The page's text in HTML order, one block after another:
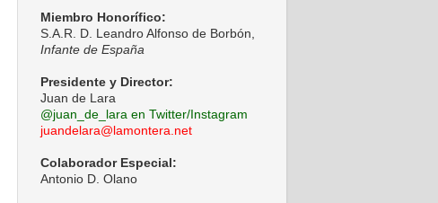
Miembro Honorífico:
S.A.R. D. Leandro Alfonso de Borbón,
Infante de España
Presidente y Director:
Juan de Lara
@juan_de_lara en Twitter/Instagram
juandelara@lamontera.net
Colaborador Especial:
Antonio D. Olano